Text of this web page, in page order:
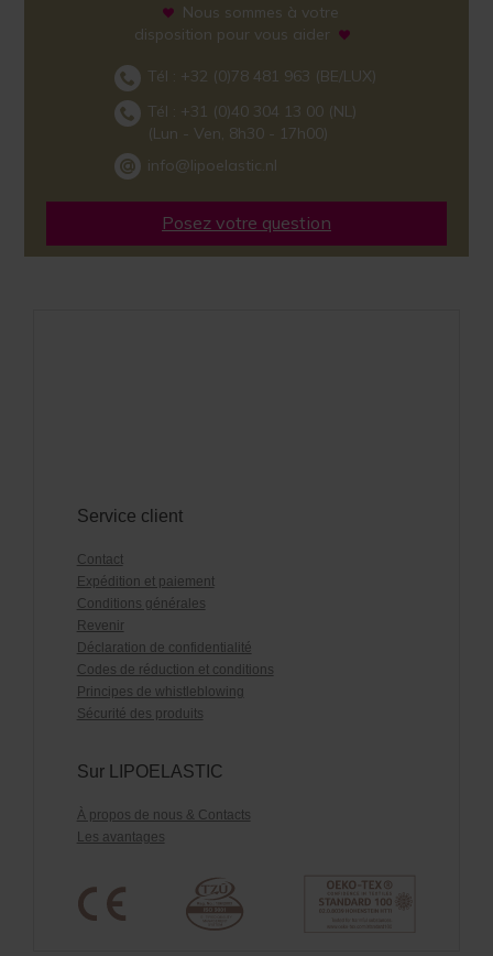
Nous sommes à votre
disposition pour vous aider
Tél : +32 (0)78 481 963 (BE/LUX)
Tél : +31 (0)40 304 13 00 (NL)
(Lun - Ven, 8h30 - 17h00)
info@lipoelastic.nl
Posez votre question
Service client
Contact
Expédition et paiement
Conditions générales
Revenir
Déclaration de confidentialité
Codes de réduction et conditions
Principes de whistleblowing
Sécurité des produits
Sur LIPOELASTIC
À propos de nous & Contacts
Les avantages